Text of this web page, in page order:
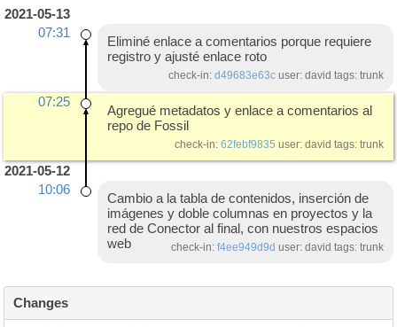
2021-05-13
07:31
Eliminé enlace a comentarios porque requiere
registro y ajusté enlace roto
check-in: d49683e63cuser: david tags: trunk
07:25
Agregué metadatos y enlace a comentarios al
repo de Fossil
check-in: 62febf9835 user: david tags: trunk
2021-05-12
10:06
Cambio a la tabla de contenidos, inserción de
imágenes y doble columnas en proyectos y la
red de Conector al final, con nuestros espacios
web
check-in: f4ee949d9d user: david tags: trunk
Changes